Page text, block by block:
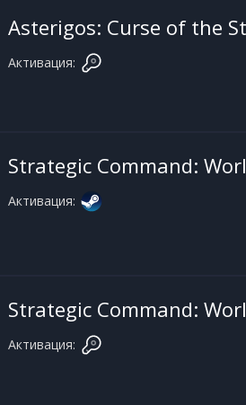
Asterigos: Curse of the
Активация:
Strategic Command:
Активация:
Strategic Command:
Активация: